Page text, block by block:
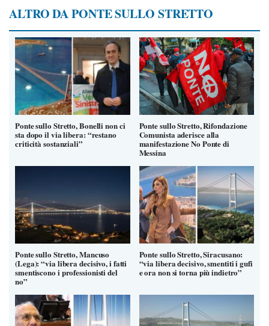
ALTRO DA PONTE SULLO STRETTO
Ponte sullo Stretto, Bonelli non ci
sta dopo il via libera: “restano
criticità sostanziali”
Ponte sullo Stretto, Rifondazione
Comunista aderisce alla
manifestazione No Ponte di
Messina
Ponte sullo Stretto, Mancuso
(Lega): “via libera decisivo, i fatti
smentiscono i professionisti del
no”
Ponte sullo Stretto, Siracusano:
“via libera decisivo, smentiti i gufi
e ora non si torna più indietro”